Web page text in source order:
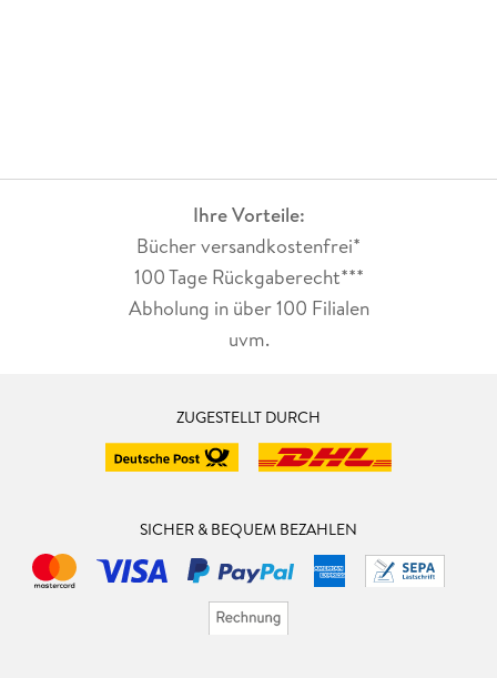
Ihre Vorteile:
Bücher versandkostenfrei*
100 Tage Rückgaberecht***
Abholung in über 100 Filialen
uvm.
ZUGESTELLT DURCH
SICHER & BEQUEM BEZAHLEN